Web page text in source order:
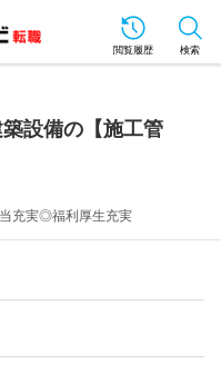
閲覧履歴 検索
設備の【施工管
充実◎福利厚生充実